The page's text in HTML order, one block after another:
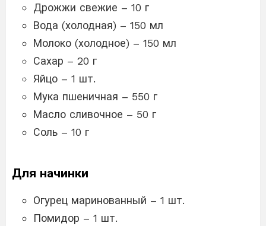
Дрожжи свежие – 10 г
Вода (холодная) – 150 мл
Молоко (холодное) – 150 мл
Сахар – 20 г
Яйцо – 1 шт.
Мука пшеничная – 550 г
Масло сливочное – 50 г
Соль – 10 г
Для начинки
Огурец маринованный – 1 шт.
Помидор – 1 шт.